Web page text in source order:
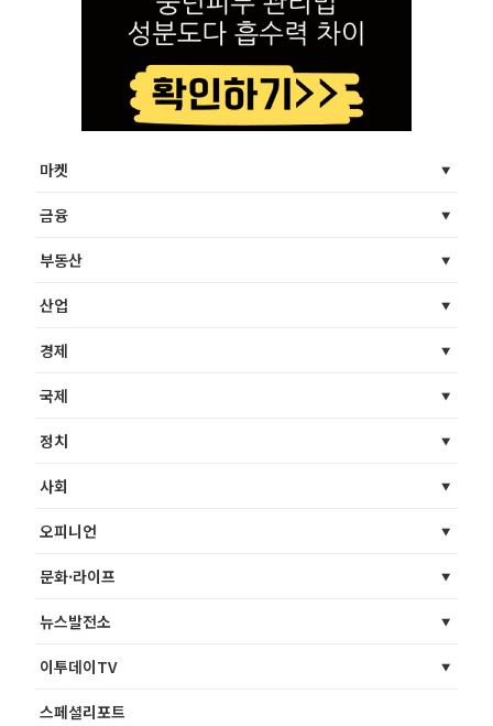
마켓
금융
부동산
산업
경제
국제
정치
사회
오피니언
문화·라이프
뉴스발전소
이투데이TV
스페셜리포트